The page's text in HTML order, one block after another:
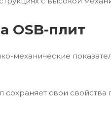
OSB-плит
механические
сохраняет свои